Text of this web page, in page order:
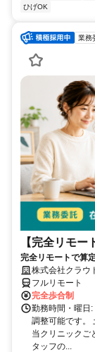
ひげOK
業務
【完全リモ
完全リモートで算
完全リモート｜在
株式会社クラウ
フルリモート
完全歩合制
勤務時間・曜日
調整可能です。
当クリニックご
タッフの...